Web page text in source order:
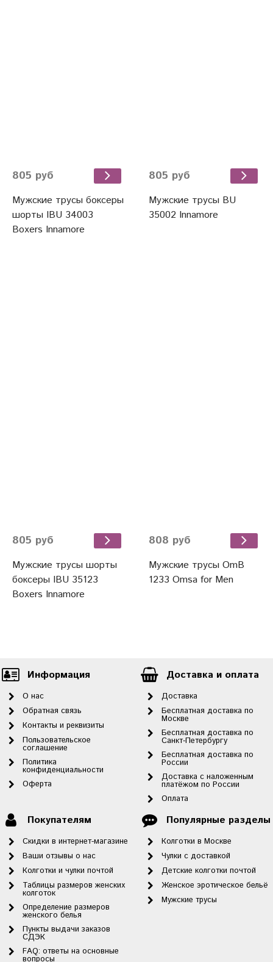
805 руб
Мужские трусы боксеры
шорты IBU 34003
Boxers Innamore
805 руб
Мужские трусы BU
35002 Innamore
805 руб
Мужские трусы шорты
боксеры IBU 35123
Boxers Innamore
808 руб
Мужские трусы OmB
1233 Omsa for Men
Информация
О нас
Обратная связь
Контакты и реквизиты
Пользовательское
соглашение
Политика
конфиденциальности
Оферта
Доставка и оплата
Доставка
Бесплатная доставка по
Москве
Бесплатная доставка по
Санкт-Петербургу
Бесплатная доставка по
России
Доставка с наложенным
платёжом по России
Оплата
Покупателям
Скидки в интернет-магазине
Ваши отзывы о нас
Колготки и чулки почтой
Таблицы размеров женских
колготок
Определение размеров
женского белья
Пункты выдачи заказов
СДЭК
FAQ: ответы на основные
вопросы
Популярные разделы
Колготки в Москве
Чулки с доставкой
Детские колготки почтой
Женское эротическое бельё
Мужские трусы